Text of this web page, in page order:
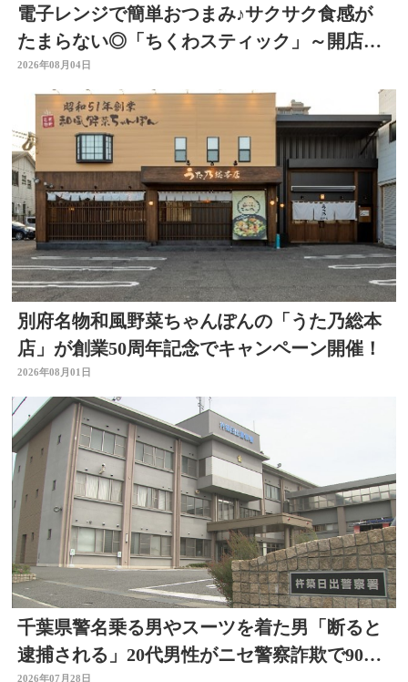
電子レンジで簡単おつまみ♪サクサク食感が
たまらない◎「ちくわスティック」～開店！
キッチン別府ちゃん～
2026年08月04日
別府名物和風野菜ちゃんぽんの「うた乃総本
店」が創業50周年記念でキャンペーン開催！
2026年08月01日
千葉県警名乗る男やスーツを着た男「断ると
逮捕される」20代男性がニセ警察詐欺で90万
2026年07月28日